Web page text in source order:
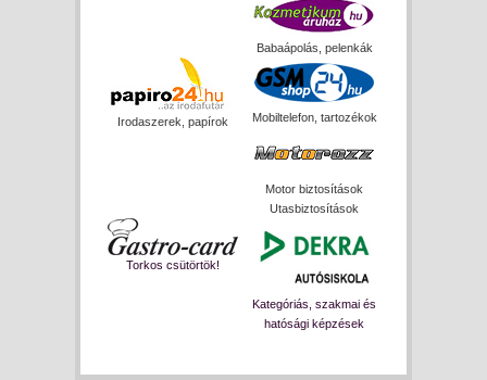
Babaápolás, pelenkák
Irodaszerek, papírok Mobiltelefon, tartozékok
Motor biztosítások
Utasbiztosítások
Torkos csütörtök!
Kategóriás, szakmai és
hatósági képzések